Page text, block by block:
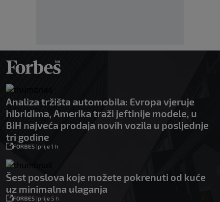
Analiza tržišta automobila: Evropa vjeruje
hibridima, Amerika traži jeftinije modele, u
BiH najveća prodaja novih vozila u posljednje
tri godine
FORBES| prije 1 h
Šest poslova koje možete pokrenuti od kuće
uz minimalna ulaganja
FORBES| prije 5 h